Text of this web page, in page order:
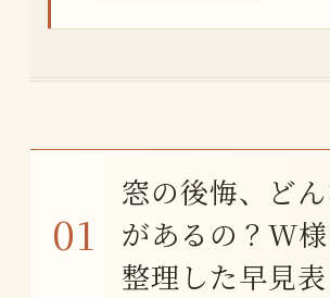
窓の後悔、ど
があるの？W
整理した早見表